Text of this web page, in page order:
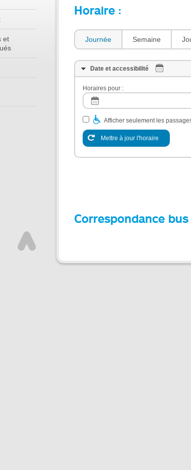
et
Horaire :
Journée Semaine
Date et accessibilité
Horaires pour :
Afficher seulement les
Mettre à jour l'horaire
Correspondance bus